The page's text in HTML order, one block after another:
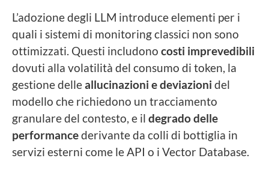
L’adozione degli LLM introduce elementi per i
quali i sistemi di monitoring classici non sono
ottimizzati. Questi includono costi imprevedibili
dovuti alla volatilità del consumo di token, la
gestione delleallucinazioni e deviazioni del
modello che richiedono un tracciamento
granulare del contesto, e il degrado delle
performancederivante da colli di bottiglia in
servizi esterni come le API o i Vector Database.